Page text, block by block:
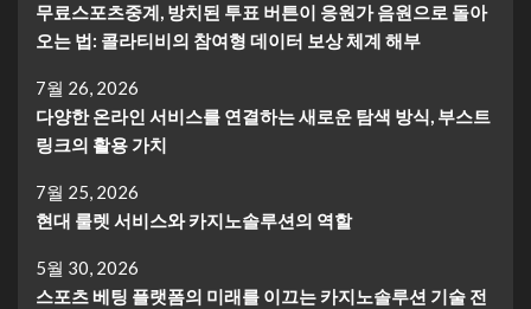
무료스포츠중계, 방치된 투표 버튼이 응원가 음원으로 돌아
오는 법: 콜라티비의 참여형 데이터 보상 체계 해부
7월 26, 2026
다양한 온라인 서비스를 연결하는 새로운 탐색 방식, 부스트
링크의 활용 가치
7월 25, 2026
현대 룰렛 서비스와 카지노솔루션의 역할
5월 30, 2026
스포츠 베팅 플랫폼의 미래를 이끄는 카지노솔루션 기술 전